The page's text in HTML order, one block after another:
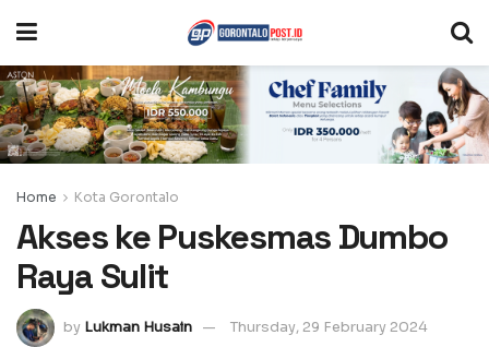
Home Kota Gorontalo
Akses ke Puskesmas Dumbo
Raya Sulit
by Lukman Husain Thursday, 29 February 2024